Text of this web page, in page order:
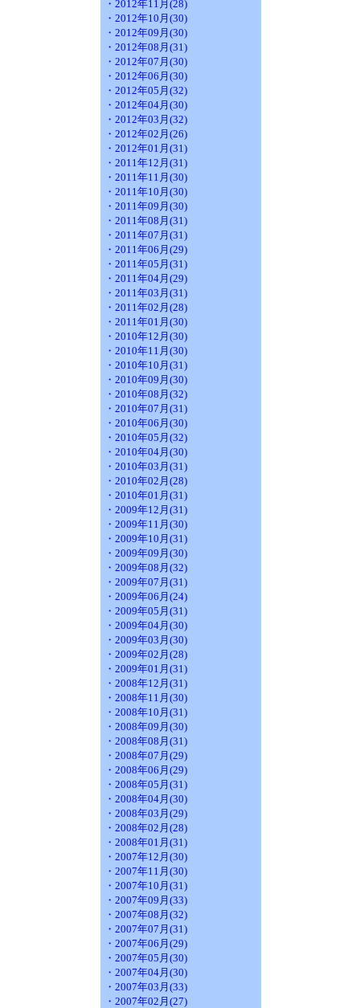
・2012年11月(28)
・2012年10月(30)
・2012年09月(30)
・2012年08月(31)
・2012年07月(30)
・2012年06月(30)
・2012年05月(32)
・2012年04月(30)
・2012年03月(32)
・2012年02月(26)
・2012年01月(31)
・2011年12月(31)
・2011年11月(30)
・2011年10月(30)
・2011年09月(30)
・2011年08月(31)
・2011年07月(31)
・2011年06月(29)
・2011年05月(31)
・2011年04月(29)
・2011年03月(31)
・2011年02月(28)
・2011年01月(30)
・2010年12月(30)
・2010年11月(30)
・2010年10月(31)
・2010年09月(30)
・2010年08月(32)
・2010年07月(31)
・2010年06月(30)
・2010年05月(32)
・2010年04月(30)
・2010年03月(31)
・2010年02月(28)
・2010年01月(31)
・2009年12月(31)
・2009年11月(30)
・2009年10月(31)
・2009年09月(30)
・2009年08月(32)
・2009年07月(31)
・2009年06月(24)
・2009年05月(31)
・2009年04月(30)
・2009年03月(30)
・2009年02月(28)
・2009年01月(31)
・2008年12月(31)
・2008年11月(30)
・2008年10月(31)
・2008年09月(30)
・2008年08月(31)
・2008年07月(29)
・2008年06月(29)
・2008年05月(31)
・2008年04月(30)
・2008年03月(29)
・2008年02月(28)
・2008年01月(31)
・2007年12月(30)
・2007年11月(30)
・2007年10月(31)
・2007年09月(33)
・2007年08月(32)
・2007年07月(31)
・2007年06月(29)
・2007年05月(30)
・2007年04月(30)
・2007年03月(33)
・2007年02月(27)